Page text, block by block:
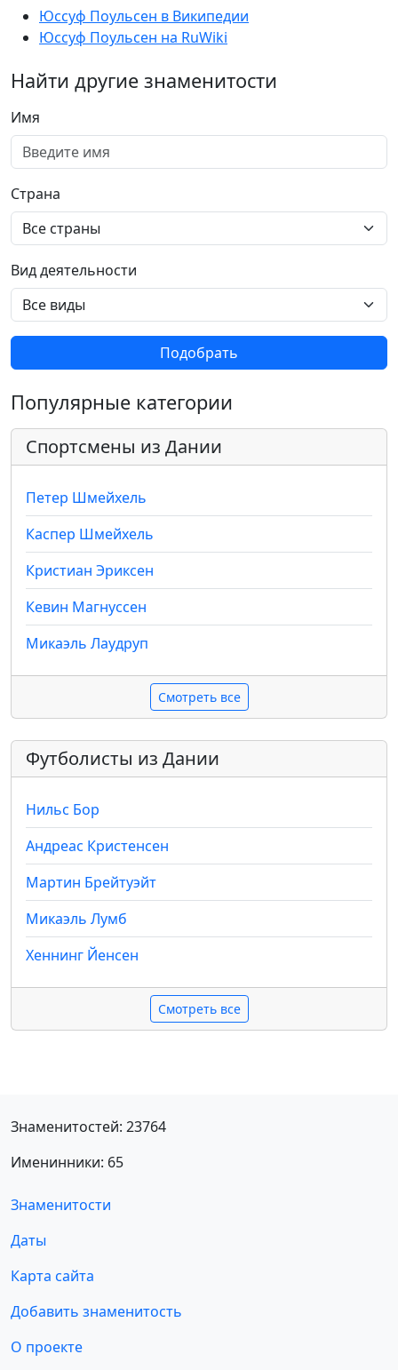
Юссуф Поульсен в Википедии
Юссуф Поульсен на RuWiki
Найти другие знаменитости
Имя
Страна
Вид деятельности
Подобрать
Популярные категории
Спортсмены из Дании
Петер Шмейхель
Каспер Шмейхель
Кристиан Эриксен
Кевин Магнуссен
Микаэль Лаудруп
Смотреть все
Футболисты из Дании
Нильс Бор
Андреас Кристенсен
Мартин Брейтуэйт
Микаэль Лумб
Хеннинг Йенсен
Смотреть все
Знаменитостей: 23764
Именинники: 65
Знаменитости
Даты
Карта сайта
Добавить знаменитость
О проекте